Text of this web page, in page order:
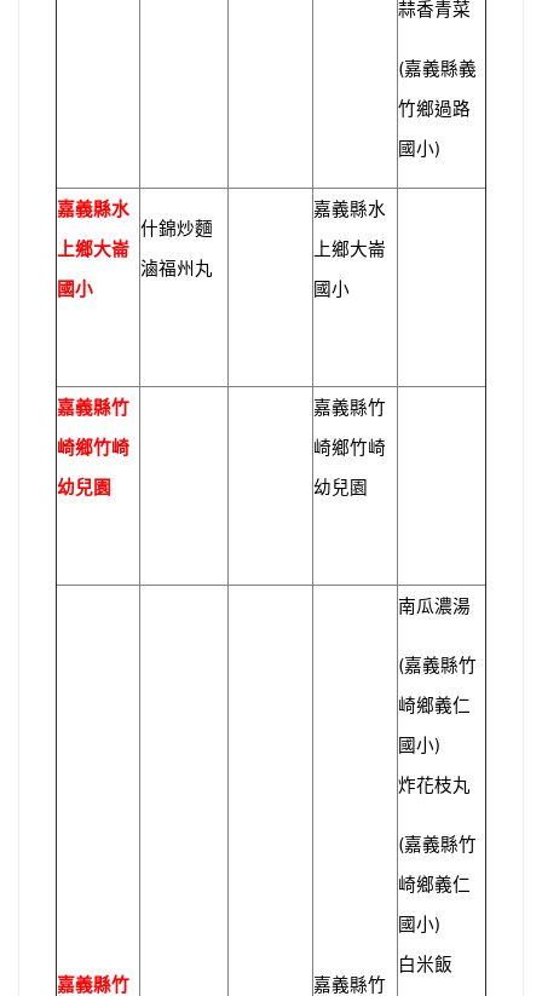
蒜香青菜
(嘉義縣義
竹鄉過路
國小)
嘉義縣水
上鄉大崙
國小
什錦炒麵
滷福州丸
嘉義縣水
上鄉大崙
國小
嘉義縣竹
崎鄉竹崎
幼兒園
嘉義縣竹
崎鄉竹崎
幼兒園
嘉義縣竹 嘉義縣竹
南瓜濃湯
(嘉義縣竹
崎鄉義仁
國小)
炸花枝丸
(嘉義縣竹
崎鄉義仁
國小)
白米飯